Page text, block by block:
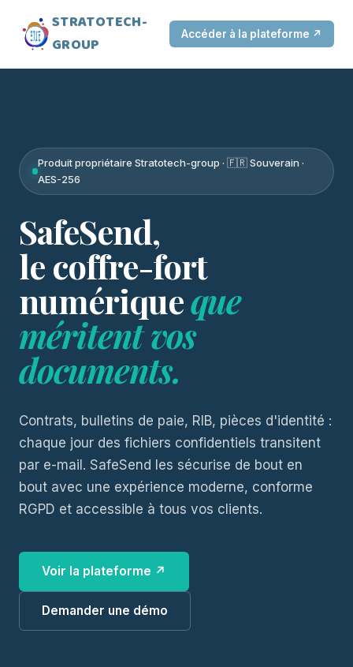
STRATOTECH-
GROUP
Accéder à la plateforme ↗
Produit propriétaire Stratotech-group · 🇫🇷 Souverain ·
AES-256
SafeSend,
le coffre-fort
numériqueque
méritent vos
documents.
Contrats, bulletins de paie, RIB, pièces d'identité :
chaque jour des fichiers confidentiels transitent
par e-mail. SafeSend les sécurise de bout en
bout avec une expérience moderne, conforme
RGPD et accessible à tous vos clients.
Voir la plateforme ↗
Demander une démo